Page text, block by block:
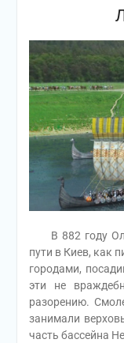
В 882 году
пути в Киев, как
городами,
эти не
разорению.
занимали
часть бассейна